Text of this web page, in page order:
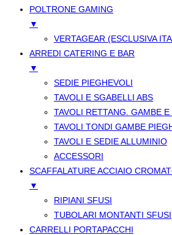
POLTRONE GAMING
▼
VERTAGEAR (ESCLUSIVA
ARREDI CATERING E BAR
▼
SEDIE PIEGHEVOLI
TAVOLI E SGABELLI ABS
TAVOLI RETTANG. GAMBE
TAVOLI TONDI GAMBE
TAVOLI E SEDIE ALLUMINIO
ACCESSORI
SCAFFALATURE ACCIAIO
▼
RIPIANI SFUSI
TUBOLARI MONTANTI SFUSI
CARRELLI PORTAPACCHI